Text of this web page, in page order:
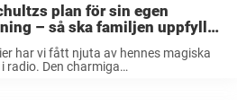
plan för sin egen
– så ska familjen uppfylla
sista önskan: ”Det styr jag”
har vi fått njuta av hennes magiska
radio. Den charmiga